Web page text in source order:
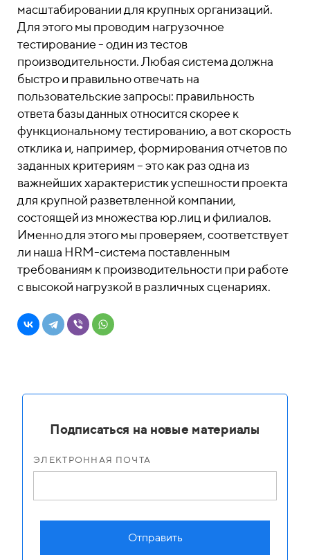
масштабировании для крупных организаций.
Для этого мы проводим нагрузочное
тестирование - один из тестов
производительности. Любая система должна
быстро и правильно отвечать на
пользовательские запросы: правильность
ответа базы данных относится скорее к
функциональному тестированию, а вот скорость
отклика и, например, формирования отчетов по
заданных критериям – это как раз одна из
важнейших характеристик успешности проекта
для крупной разветвленной компании,
состоящей из множества юр.лиц и филиалов.
Именно для этого мы проверяем, соответствует
ли наша HRM-система поставленным
требованиям к производительности при работе
с высокой нагрузкой в различных сценариях.
Подписаться на новые материалы
ЭЛЕКТРОННАЯ ПОЧТА
Отправить